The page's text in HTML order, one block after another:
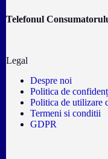
Telefonul
Legal
Despre noi
Politica de
Politica de utilizare
Termeni si conditii
GDPR